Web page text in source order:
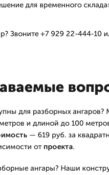
для временного
Звоните +7 929 22-444-10
для разборных ангаров?
и длиной до 100
— 619 руб. за
от проекта.
ангары? Наши